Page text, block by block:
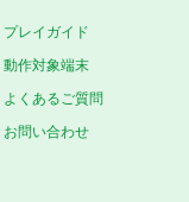
プレイガイド
動作対象端末
よくあるご質問
お問い合わせ